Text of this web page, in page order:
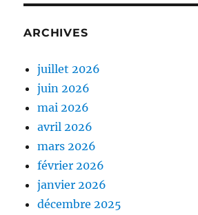
ARCHIVES
juillet 2026
juin 2026
mai 2026
avril 2026
mars 2026
février 2026
janvier 2026
décembre 2025